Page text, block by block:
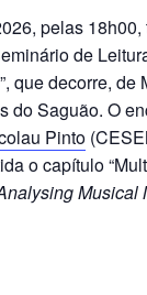
pelas 18h00,
de
que decorre, de
do Saguão. O
Pinto
o capítulo
Musical